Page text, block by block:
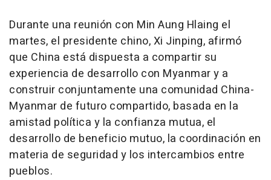
Durante una reunión con Min Aung Hlaing el
martes, el presidente chino, Xi Jinping, afirmó
que China está dispuesta a compartir su
experiencia de desarrollo con Myanmar y a
construir conjuntamente una comunidad China-
Myanmar de futuro compartido, basada en la
amistad política y la confianza mutua, el
desarrollo de beneficio mutuo, la coordinación en
materia de seguridad y los intercambios entre
pueblos.